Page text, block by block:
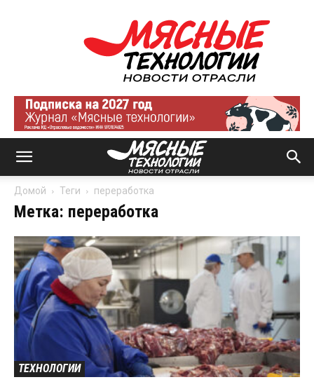
Мясные
технологии
|
Новости
отрасли
Домой Теги переработка
Метка: переработка
ТЕХНОЛОГИИ